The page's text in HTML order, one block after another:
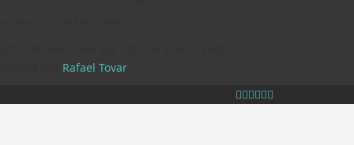
Rafael Tovar.